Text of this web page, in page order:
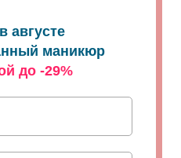
августе
маникюр
до -29%